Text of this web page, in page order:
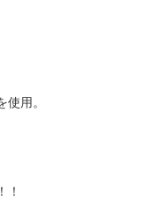
用。
！